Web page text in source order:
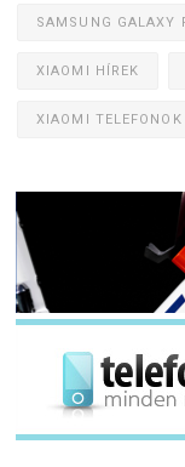
SAMSUNG GALAXY
XIAOMI HÍREK
XIAOMI TELEFONOK